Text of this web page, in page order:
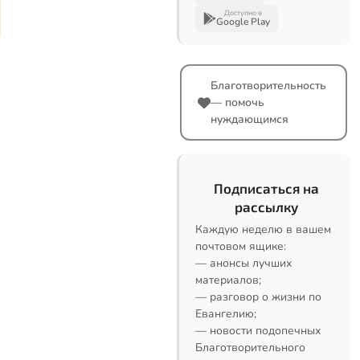
Доступно в
Google Play
Благотворительность
— помочь
нуждающимся
Подписаться на
рассылку
Каждую неделю в вашем
почтовом ящике:
— анонсы лучших
материалов;
— разговор о жизни по
Евангелию;
— новости подопечных
Благотворительного